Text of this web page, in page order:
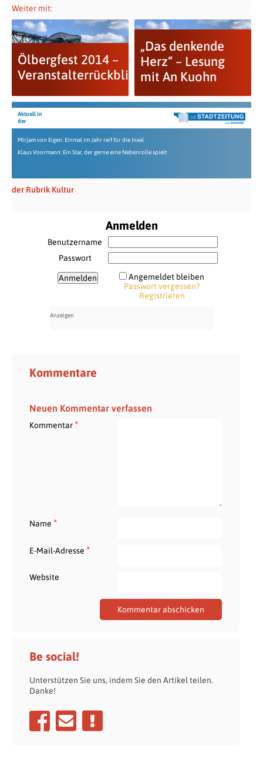
Weiter mit:
Ölbergfest 2014 –
Veranstalterrückblick
„Das denkende
Herz“ – Lesung
mit An Kuohn
Aktuell in
der
Mirjam von Eigen: Einmal im Jahr reif für die Insel
Klaus Voormann: Ein Star, der gerne eine Nebenrolle spielt
der Rubrik Kultur
Anmelden
Benutzername
Passwort
Angemeldet bleiben
Passwort vergessen?
Registrieren
Kommentare
Neuen Kommentar verfassen
Kommentar*
Name *
E-Mail-Adresse *
Website
Be social!
Unterstützen Sie uns, indem Sie den Artikel teilen.
Danke!